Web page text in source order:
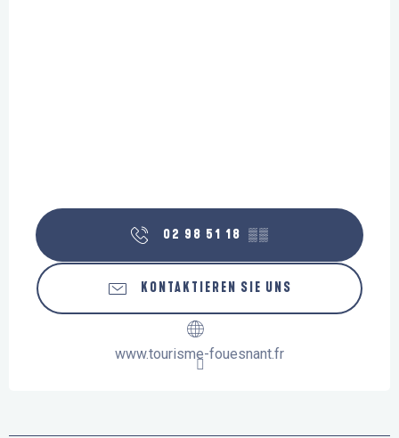
02 98 51 18 ▒▒
KONTAKTIEREN SIE UNS
www.tourisme-fouesnant.fr